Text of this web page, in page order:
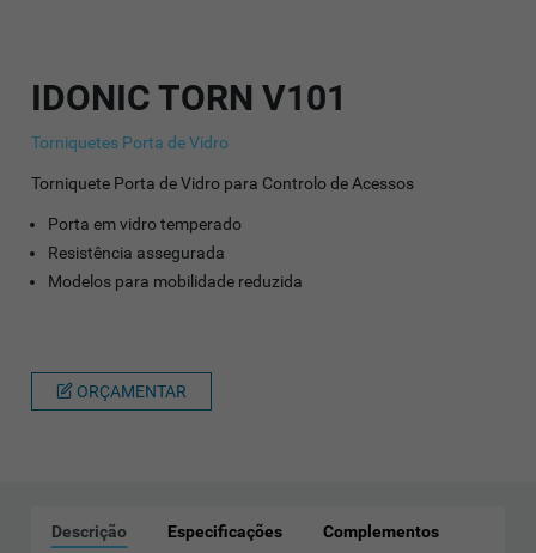
IDONIC TORN V101
Torniquetes Porta de Vidro
Torniquete Porta de Vidro para Controlo de Acessos
Porta em vidro temperado
Resistência assegurada
Modelos para mobilidade reduzida
ORÇAMENTAR
Descrição Especificações Complementos